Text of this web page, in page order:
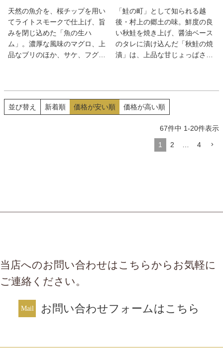
天然の魚介を、桜チップを用い
てライトスモークで仕上げ、旨
みを閉じ込めた「魚の生ハ
ム」。濃厚な風味のマグロ、上
品なブリのほか、サケ、フグ、
は格別！
「鮭の町」として知られる越
後・村上の郷土の味。鮮度の良
い秋鮭を焼き上げ、醤油ベース
のタレに漬け込んだ「秋鮭の焼
漬」は、上品な甘じょっぱさで
んだセットに。
並び替え
新着順 価格が安い順 価格が高い順
67件中 1-20件表示
1 2 4
当店へのお問い合わせはこちらからお気軽に
ご連絡ください。
お問い合わせフォームはこちら